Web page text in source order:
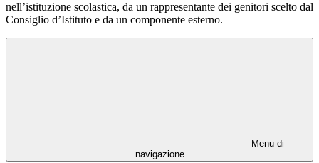
nell’istituzione scolastica, da un rappresentante dei genitori scelto dal
Consiglio d’Istituto e da un componente esterno.
Menu di
navigazione